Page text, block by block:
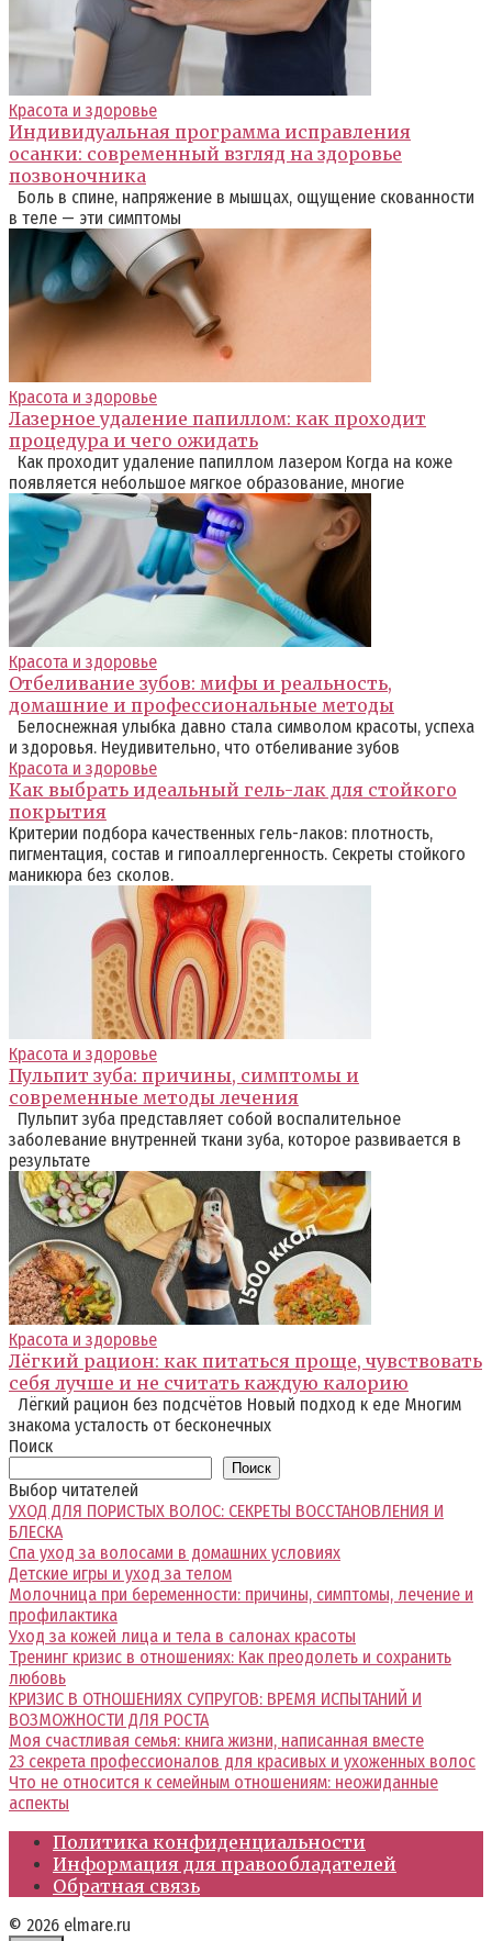
Красота и здоровье
Индивидуальная программа исправления
осанки: современный взгляд на здоровье
позвоночника
Боль в спине, напряжение в мышцах, ощущение скованности
в теле — эти симптомы
Красота и здоровье
Лазерное удаление папиллом: как проходит
процедура и чего ожидать
Как проходит удаление папиллом лазером Когда на коже
появляется небольшое мягкое образование, многие
Красота и здоровье
Отбеливание зубов: мифы и реальность,
домашние и профессиональные методы
Белоснежная улыбка давно стала символом красоты, успеха
и здоровья. Неудивительно, что отбеливание зубов
Красота и здоровье
Как выбрать идеальный гель-лак для стойкого
покрытия
Критерии подбора качественных гель-лаков: плотность,
пигментация, состав и гипоаллергенность. Секреты стойкого
маникюра без сколов.
Красота и здоровье
Пульпит зуба: причины, симптомы и
современные методы лечения
Пульпит зуба представляет собой воспалительное
заболевание внутренней ткани зуба, которое развивается в
результате
Красота и здоровье
Лёгкий рацион: как питаться проще, чувствовать
себя лучше и не считать каждую калорию
Лёгкий рацион без подсчётов Новый подход к еде Многим
знакома усталость от бесконечных
Поиск
Поиск
Выбор читателей
УХОД ДЛЯ ПОРИСТЫХ ВОЛОС: СЕКРЕТЫ ВОССТАНОВЛЕНИЯ И
БЛЕСКА
Спа уход за волосами в домашних условиях
Детские игры и уход за телом
Молочница при беременности: причины, симптомы, лечение и
профилактика
Уход за кожей лица и тела в салонах красоты
Тренинг кризис в отношениях: Как преодолеть и сохранить
любовь
КРИЗИС В ОТНОШЕНИЯХ СУПРУГОВ: ВРЕМЯ ИСПЫТАНИЙ И
ВОЗМОЖНОСТИ ДЛЯ РОСТА
Моя счастливая семья: книга жизни, написанная вместе
23 секрета профессионалов для красивых и ухоженных волос
Что не относится к семейным отношениям: неожиданные
аспекты
Политика конфиденциальности
Информация для правообладателей
Обратная связь
© 2026 elmare.ru